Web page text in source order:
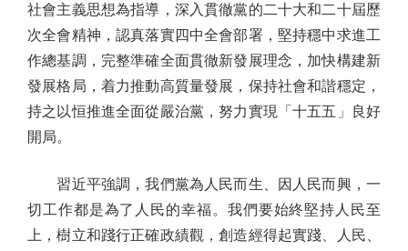
社會主義思想為指導，深入貫徹黨的二十大和二十屆歷
次全會精神，認真落實四中全會部署，堅持穩中求進工
作總基調，完整準確全面貫徹新發展理念，加快構建新
發展格局，着力推動高質量發展，保持社會和諧穩定，
持之以恒推進全面從嚴治黨，努力實現「十五五」良好
開局。
習近平強調，我們黨為人民而生、因人民而興，一
切工作都是為了人民的幸福。我們要始終堅持人民至
上，樹立和踐行正確政績觀，創造經得起實踐、人民、